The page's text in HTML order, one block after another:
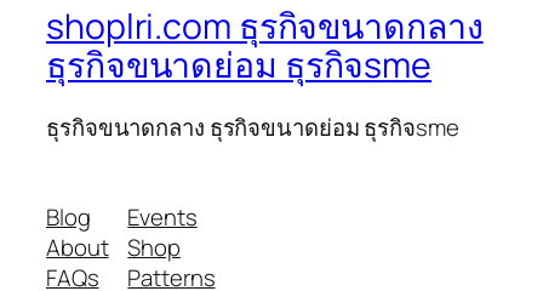
shoplri.com ธุรกิจขนาดกลาง
ธุรกิจขนาดย่อม ธุรกิจsme
ธุรกิจขนาดกลาง ธุรกิจขนาดย่อม ธุรกิจsme
Blog
About
FAQs
Events
Shop
Patterns